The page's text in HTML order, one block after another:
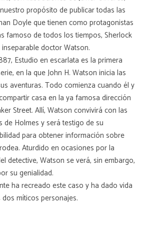
propósito de publicar todas las
Doyle que tienen como protagonistas
famoso de todos los tiempos, Sherlock
doctor Watson.
Estudio en escarlata es la primera
en la que John H. Watson inicia las
aventuras. Todo comienza cuando él y
casa en la ya famosa dirección
Street. Allí, Watson convivirá con las
de Holmes y será testigo de su
para obtener información sobre
Aturdido en ocasiones por la
detective, Watson se verá, sin embargo,
su genialidad.
ha recreado este caso y ha dado vida
míticos personajes.